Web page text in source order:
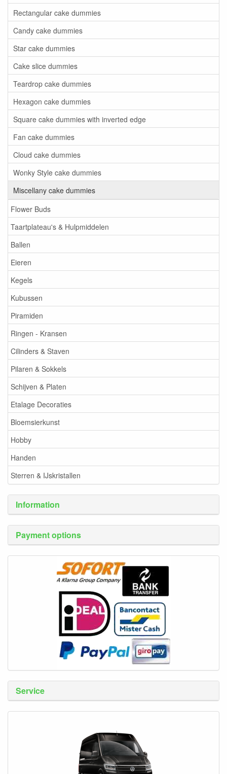
Rectangular cake dummies
Candy cake dummies
Star cake dummies
Cake slice dummies
Teardrop cake dummies
Hexagon cake dummies
Square cake dummies with inverted edge
Fan cake dummies
Cloud cake dummies
Wonky Style cake dummies
Miscellany cake dummies
Flower Buds
Taartplateau's & Hulpmiddelen
Ballen
Eieren
Kegels
Kubussen
Piramiden
Ringen - Kransen
Cilinders & Staven
Pilaren & Sokkels
Schijven & Platen
Etalage Decoraties
Bloemsierkunst
Hobby
Handen
Sterren & IJskristallen
Information
Payment options
Service